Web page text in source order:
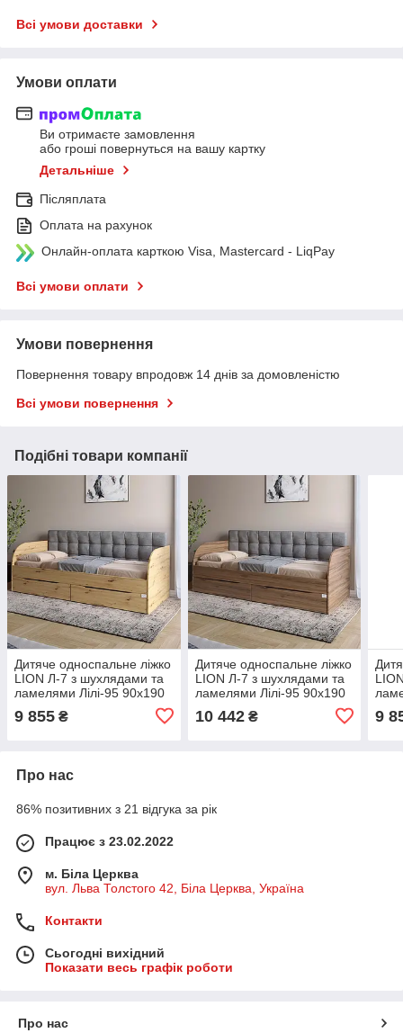
Всі умови доставки
Умови оплати
Ви отримаєте замовлення
або гроші повернуться на вашу картку
Детальніше
Післяплата
Оплата на рахунок
Онлайн-оплата карткою Visa, Mastercard - LiqPay
Всі умови оплати
Умови повернення
Повернення товару впродовж 14 днів за домовленістю
Всі умови повернення
Подібні товари компанії
Дитяче односпальне ліжко
LION Л-7 з шухлядами та
ламелями Лілі-95 90x190
044216)
9 855 ₴
Дитяче односпальне ліжко
LION Л-7 з шухлядами та
ламелями Лілі-95 90x190
044217)
10 442₴ 9
Про нас
86% позитивних з 21 відгука за рік
Працює з 23.02.2022
м. Біла Церква
вул. Льва Толстого 42, Біла Церква, Україна
Контакти
Сьогодні вихідний
Показати весь графік роботи
Про нас